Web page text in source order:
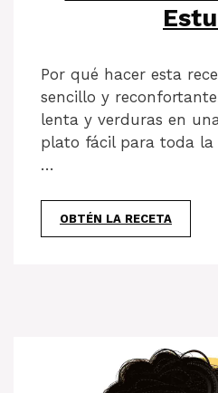
Por qué hacer esta
sencillo y
lenta y verduras en
plato fácil para toda la
…
OBTÉN LA RECETA